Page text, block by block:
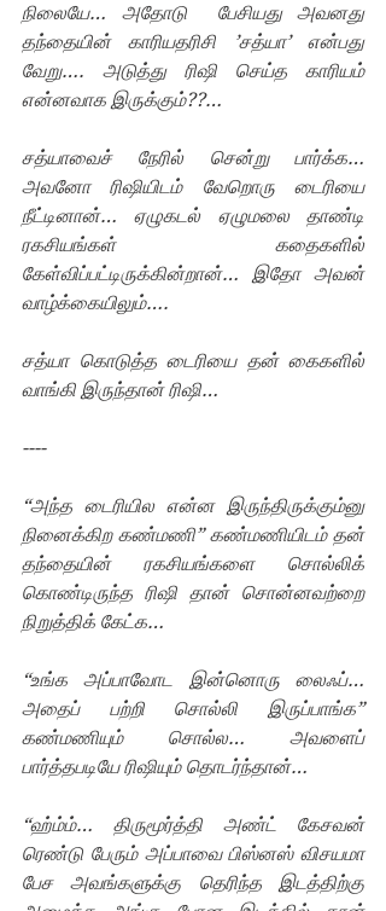
நிலையே… அதோடு  பேசியது அவனது
தந்தையின் காரியதரிசி ’சத்யா’ என்பது
வேறு…. அடுத்து ரிஷி செய்த காரியம்
என்னவாக இருக்கும்??…
சத்யாவைச் நேரில் சென்று பார்க்க…
அவனோ ரிஷியிடம் வேறொரு டைரியை
நீட்டினான்… ஏழுகடல் ஏழுமலை தாண்டி
ரகசியங்கள் கதைகளில்
கேள்விப்பட்டிருக்கின்றான்… இதோ அவன்
வாழ்க்கையிலும்….
சத்யா கொடுத்த டைரியை தன் கைகளில்
வாங்கி இருந்தான் ரிஷி…
----
“அந்த டைரியில என்ன இருந்திருக்கும்னு
நினைக்கிற கண்மணி” கண்மணியிடம் தன்
தந்தையின் ரகசியங்களை சொல்லிக்
கொண்டிருந்த ரிஷி தான் சொன்னவற்றை
நிறுத்திக் கேட்க…
“உங்க அப்பாவோட இன்னொரு லைஃப்…
அதைப் பற்றி சொல்லி இருப்பாங்க”
கண்மணியும் சொல்ல… அவளைப்
பார்த்தபடியே ரிஷியும் தொடர்ந்தான்…
“ஹ்ம்ம்… திருமூர்த்தி அண்ட் கேசவன்
ரெண்டு பேரும் அப்பாவை பிஸ்னஸ் விசயமா
பேச அவங்களுக்கு தெரிந்த இடத்திற்கு